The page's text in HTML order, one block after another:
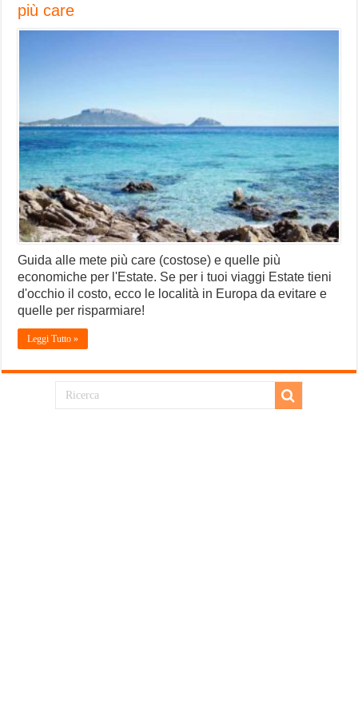
più care
Guida alle mete più care (costose) e quelle più
economiche per l'Estate. Se per i tuoi viaggi Estate tieni
d'occhio il costo, ecco le località in Europa da evitare e
quelle per risparmiare!
Leggi Tutto »